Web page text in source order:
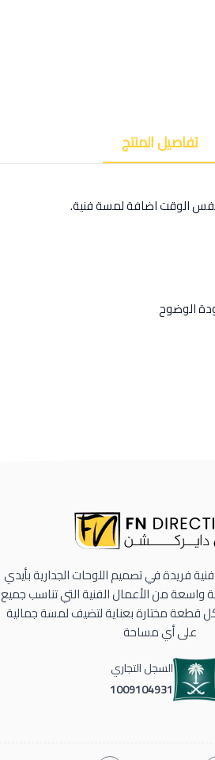
تفاصيل المنتج
الوقت اضافة لمسة فنية.
الوضوح
فنية فريدة في تصميم اللوحات الجدارية بأيدي
من الأعمال الفنية التي تناسب جميع
كل قطعة مختارة بعناية لتضيف لمسة جمالية
على أي مساحة
السجل التجاري
1009104931